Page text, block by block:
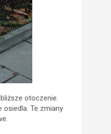
otoczenie.
osiedla. Te zmiany